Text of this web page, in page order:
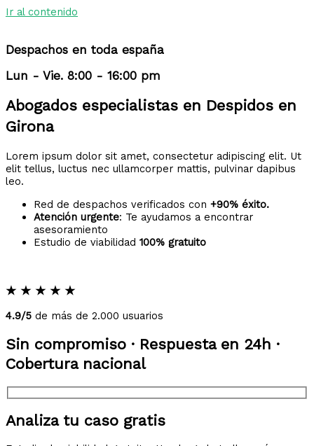
Ir al contenido
Despachos en toda españa
Lun - Vie. 8:00 - 16:00 pm
Abogados especialistas en Despidos en
Girona
Lorem ipsum dolor sit amet, consectetur adipiscing elit. Ut
elit tellus, luctus nec ullamcorper mattis, pulvinar dapibus
leo.
Red de despachos verificados con +90% éxito.
Atención urgente: Te ayudamos a encontrar
asesoramiento
Estudio de viabilidad 100% gratuito
★ ★ ★ ★ ★
4.9/5 de más de 2.000 usuarios
Sin compromiso · Respuesta en 24h ·
Cobertura nacional
Analiza tu caso gratis